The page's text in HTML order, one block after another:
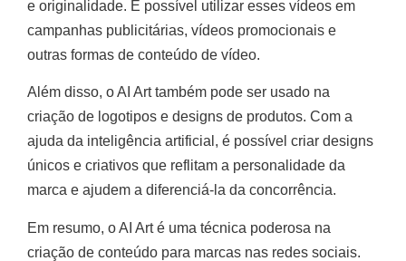
e originalidade. É possível utilizar esses vídeos em
campanhas publicitárias, vídeos promocionais e
outras formas de conteúdo de vídeo.
Além disso, o AI Art também pode ser usado na
criação de logotipos e designs de produtos. Com a
ajuda da inteligência artificial, é possível criar designs
únicos e criativos que reflitam a personalidade da
marca e ajudem a diferenciá-la da concorrência.
Em resumo, o AI Art é uma técnica poderosa na
criação de conteúdo para marcas nas redes sociais.